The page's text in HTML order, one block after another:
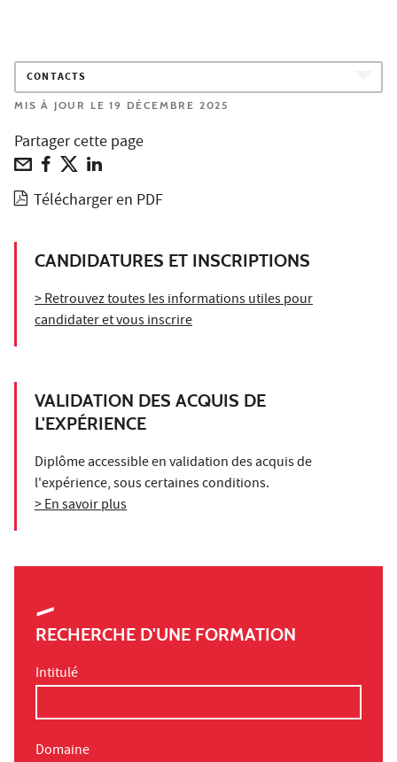
CONTACTS
MIS À JOUR LE 19 DÉCEMBRE 2025
Partager cette page
Télécharger en PDF
CANDIDATURES ET INSCRIPTIONS
> Retrouvez toutes les informations utiles pour
candidater et vous inscrire
VALIDATION DES ACQUIS DE
L'EXPÉRIENCE
Diplôme accessible en validation des acquis de
l'expérience, sous certaines conditions.
> En savoir plus
RECHERCHE D'UNE FORMATION
Intitulé
Domaine